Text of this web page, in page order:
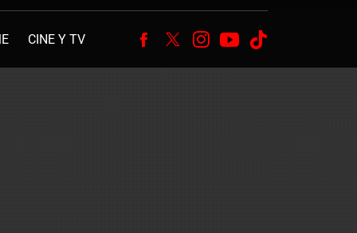
CINE Y TV Facebook
TwitterInstagram
Youtube